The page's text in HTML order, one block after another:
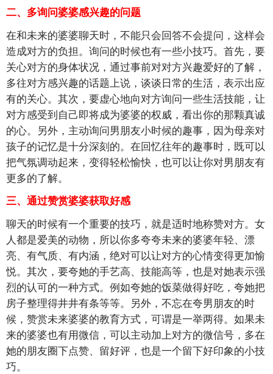
二、多询问婆婆感兴趣的问题
在和未来的婆婆聊天时，不能只会回答不会提问，这样会
造成对方的负担。询问的时候也有一些小技巧。首先，要
关心对方的身体状况，通过事前对对方兴趣爱好的了解，
多往对方感兴趣的话题上说，谈谈日常的生活，表示出应
有的关心。其次，要虚心地向对方询问一些生活技能，让
对方感受到自己即将成为婆婆的权威，看出你的那颗真诚
的心。另外，主动询问男朋友小时候的趣事，因为母亲对
孩子的记忆是十分深刻的。在回忆往年的趣事时，既可以
把气氛调动起来，变得轻松愉快，也可以让你对男朋友有
更多的了解。
三、通过赞赏婆婆获取好感
聊天的时候有一个重要的技巧，就是适时地称赞对方。女
人都是爱美的动物，所以你多夸夸未来的婆婆年轻、漂
亮、有气质、有内涵，绝对可以让对方的心情变得更加愉
悦。其次，要夸她的手艺高、技能高等，也是对她表示强
烈的认可的一种方式。例如夸她的饭菜做得好吃，夸她把
房子整理得井井有条等等。另外，不忘在夸男朋友的时
候，赞赏未来婆婆的教育方式，可谓是一举两得。如果未
来的婆婆也有用微信，可以主动加上对方的微信号，多在
她的朋友圈下点赞、留好评，也是一个留下好印象的小技
巧。